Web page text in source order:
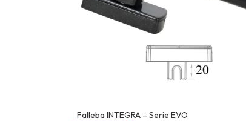
Falleba INTEGRA – Serie EVO